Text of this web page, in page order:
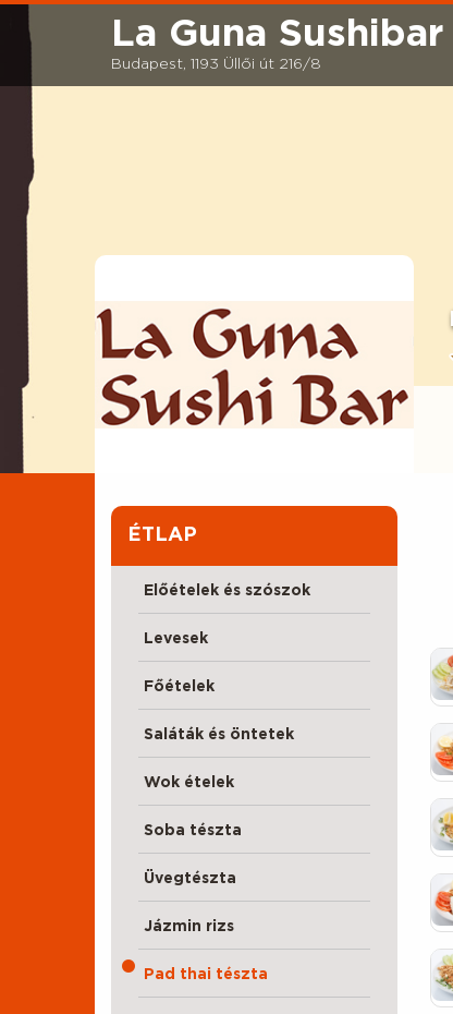
La Guna Sushibar
Budapest, 1193 Üllői út 216/8
ÉTLAP
Előételek és szószok
Levesek
Főételek
Saláták és öntetek
Wok ételek
Soba tészta
Üvegtészta
Jázmin rizs
Pad thai tészta